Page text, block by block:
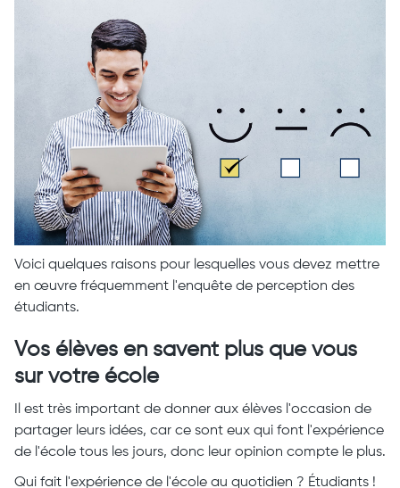
Voici quelques raisons pour lesquelles vous devez mettre
en œuvre fréquemment l'enquête de perception des
étudiants.
Vos élèves en savent plus que vous
sur votre école
Il est très important de donner aux élèves l'occasion de
partager leurs idées, car ce sont eux qui font l'expérience
de l'école tous les jours, donc leur opinion compte le plus.
Qui fait l'expérience de l'école au quotidien ? Étudiants !